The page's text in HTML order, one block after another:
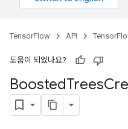
TensorFlow API
도움이 되었나요?
BoostedTrees